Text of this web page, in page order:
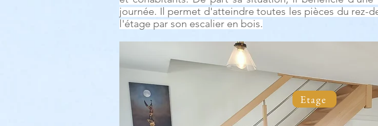
journée. Il permet d'atteindre toutes les pièces du rez-
l'étage par sonescalieren bois.
Etage